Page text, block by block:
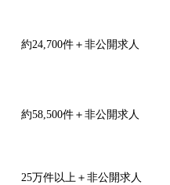
約24,700件＋非公開求人
約58,500件＋非公開求人
25万件以上＋非公開求人